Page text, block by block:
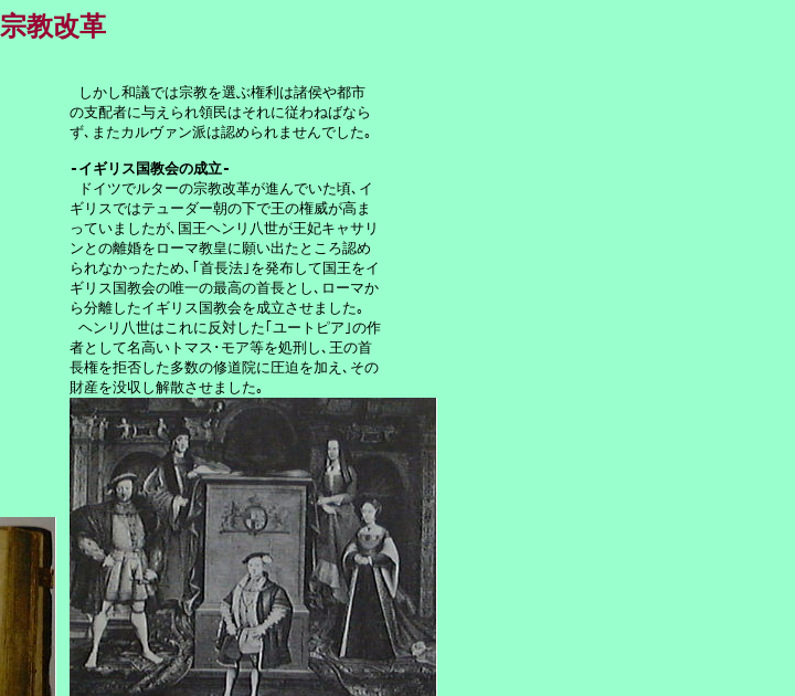
宗教改革
しかし和議では宗教を選ぶ権利は諸侯や都市
の支配者に与えられ領民はそれに従わねばなら
ず､またカルヴァン派は認められませんでした｡
-イギリス国教会の成立-
ドイツでルターの宗教改革が進んでいた頃､イ
ギリスではテューダー朝の下で王の権威が高ま
っていましたが､国王ヘンリ八世が王妃キャサリ
ンとの離婚をローマ教皇に願い出たところ認め
られなかったため､｢首長法｣を発布して国王をイ
ギリス国教会の唯一の最高の首長とし､ローマか
ら分離したイギリス国教会を成立させました｡
ヘンリ八世はこれに反対した｢ユートピア｣の作
者として名高いトマス･モア等を処刑し､王の首
長権を拒否した多数の修道院に圧迫を加え､その
財産を没収し解散させました｡